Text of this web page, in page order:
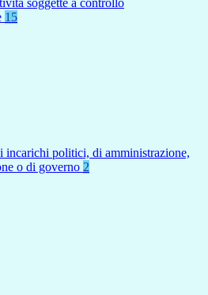
soggette a controllo
15
incarichi politici, di amministrazione,
o di governo 2